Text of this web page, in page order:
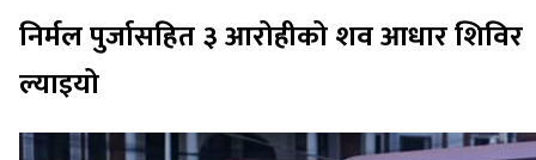
निर्मल पुर्जासहित ३ आरोहीको शव आधार शिविर
ल्याइयो